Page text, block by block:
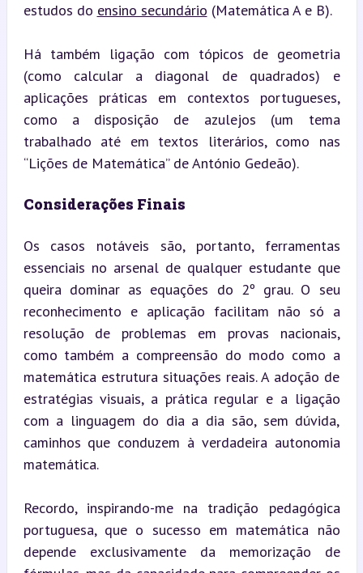
estudos do ensino secundário (Matemática A e B).
Há também ligação com tópicos de geometria
(como calcular a diagonal de quadrados) e
aplicações práticas em contextos portugueses,
como a disposição de azulejos (um tema
trabalhado até em textos literários, como nas
“Lições de Matemática” de António Gedeão).
Considerações Finais
Os casos notáveis são, portanto, ferramentas
essenciais no arsenal de qualquer estudante que
queira dominar as equações do 2º grau. O seu
reconhecimento e aplicação facilitam não só a
resolução de problemas em provas nacionais,
como também a compreensão do modo como a
matemática estrutura situações reais. A adoção de
estratégias visuais, a prática regular e a ligação
com a linguagem do dia a dia são, sem dúvida,
caminhos que conduzem à verdadeira autonomia
matemática.
Recordo, inspirando-me na tradição pedagógica
portuguesa, que o sucesso em matemática não
depende exclusivamente da memorização de